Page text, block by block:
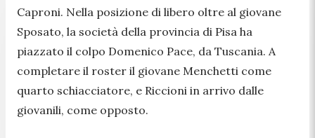
Caproni. Nella posizione di libero oltre al giovane
Sposato, la società della provincia di Pisa ha
piazzato il colpo Domenico Pace, da Tuscania. A
completare il roster il giovane Menchetti come
quarto schiacciatore, e Riccioni in arrivo dalle
giovanili, come opposto.